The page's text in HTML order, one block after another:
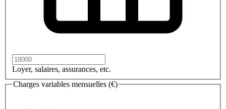
Loyer, salaires, assurances, etc.
Charges variables mensuelles (€)